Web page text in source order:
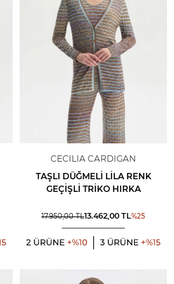
CECILIA CARDIGAN
TAŞLI DÜĞMELI LILA RENK
GEÇIŞLI TRIKO HIRKA
17.950,00TL13.462,00 TL%25